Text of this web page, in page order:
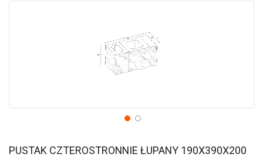
PUSTAK CZTEROSTRONNIE ŁUPANY 190X390X200